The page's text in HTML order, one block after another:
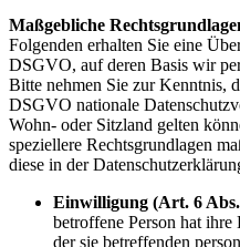
Maßgebliche
Folgenden erhalten Sie eine
DSGVO, auf deren Basis wir
Bitte nehmen Sie zur Kenntnis,
DSGVO nationale
Wohn- oder Sitzland gelten
speziellere Rechtsgrundlagen
diese in der
Einwilligung (Art. 6
betroffene Person hat
der sie betreffenden